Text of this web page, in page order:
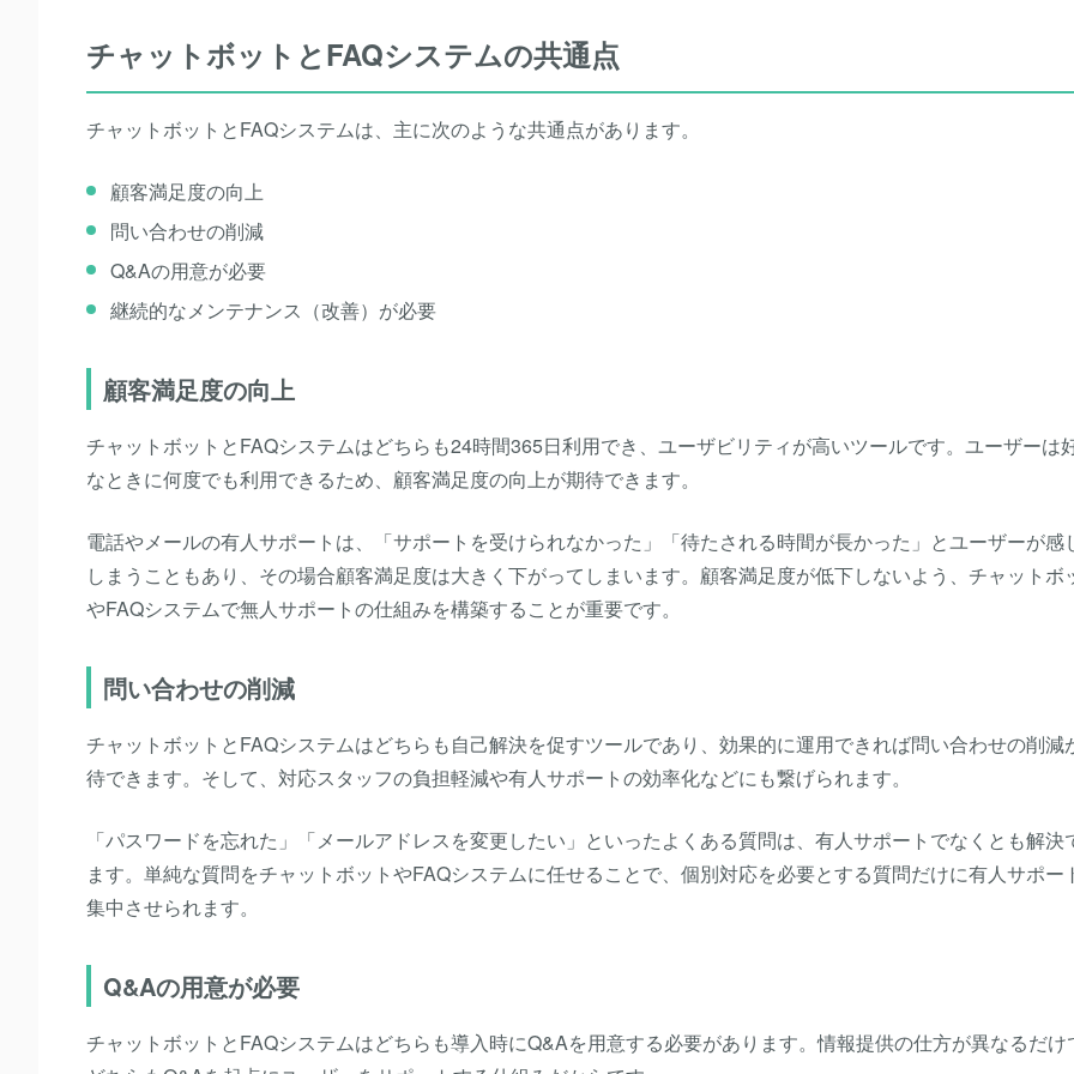
チャットボットとFAQシステムの共通点
チャットボットとFAQシステムは、主に次のような共通点があります。
顧客満足度の向上
問い合わせの削減
Q&Aの用意が必要
継続的なメンテナンス（改善）が必要
顧客満足度の向上
チャットボットとFAQシステムはどちらも24時間365日利用でき、ユーザビリティが高いツールです。ユーザーは
なときに何度でも利用できるため、顧客満足度の向上が期待できます。
電話やメールの有人サポートは、「サポートを受けられなかった」「待たされる時間が長かった」とユーザーが感
しまうこともあり、その場合顧客満足度は大きく下がってしまいます。顧客満足度が低下しないよう、チャットボ
やFAQシステムで無人サポートの仕組みを構築することが重要です。
問い合わせの削減
チャットボットとFAQシステムはどちらも自己解決を促すツールであり、効果的に運用できれば問い合わせの削減
待できます。そして、対応スタッフの負担軽減や有人サポートの効率化などにも繋げられます。
「パスワードを忘れた」「メールアドレスを変更したい」といったよくある質問は、有人サポートでなくとも解決
ます。単純な質問をチャットボットやFAQシステムに任せることで、個別対応を必要とする質問だけに有人サポー
集中させられます。
Q&Aの用意が必要
チャットボットとFAQシステムはどちらも導入時にQ&Aを用意する必要があります。情報提供の仕方が異なるだけ